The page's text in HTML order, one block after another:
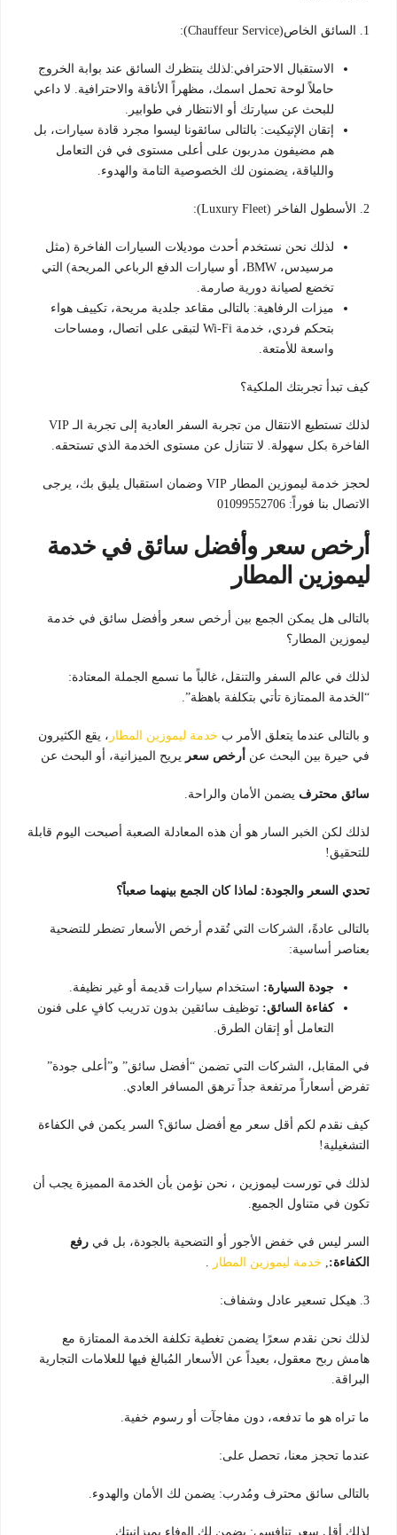
1. السائق الخاص(Chauffeur Service):
الاستقبال الاحترافي:لذلك ينتظرك السائق عند بوابة الخروج
حاملاً لوحة تحمل اسمك، مظهراً الأناقة والاحترافية. لا داعي
للبحث عن سيارتك أو الانتظار في طوابير.
إتقان الإتيكيت: بالتالى سائقونا ليسوا مجرد قادة سيارات، بل
هم مضيفون مدربون على أعلى مستوى في فن التعامل
واللياقة، يضمنون لك الخصوصية التامة والهدوء.
2. الأسطول الفاخر (Luxury Fleet):
لذلك نحن نستخدم أحدث موديلات السيارات الفاخرة (مثل
مرسيدس، BMW، أو سيارات الدفع الرباعي المريحة) التي
تخضع لصيانة دورية صارمة.
ميزات الرفاهية: بالتالى مقاعد جلدية مريحة، تكييف هواء
بتحكم فردي، خدمة Wi-Fi لتبقى على اتصال، ومساحات
واسعة للأمتعة.
كيف تبدأ تجربتك الملكية؟
لذلك تستطيع الانتقال من تجربة السفر العادية إلى تجربة الـ VIP
الفاخرة بكل سهولة. لا تتنازل عن مستوى الخدمة الذي تستحقه.
لحجز خدمة ليموزين المطار VIP وضمان استقبال يليق بك، يرجى
الاتصال بنا فوراً: 01099552706
أرخص سعر وأفضل سائق في خدمة
ليموزين المطار
بالتالى هل يمكن الجمع بين أرخص سعر وأفضل سائق في خدمة
ليموزين المطار؟
لذلك في عالم السفر والتنقل، غالباً ما نسمع الجملة المعتادة:
“الخدمة الممتازة تأتي بتكلفة باهظة”.
و بالتالى عندما يتعلق الأمر ب خدمة ليموزين المطار ، يقع الكثيرون
في حيرة بين البحث عن أرخص سعر يريح الميزانية، أو البحث عن
سائق محترف يضمن الأمان والراحة.
لذلك لكن الخبر السار هو أن هذه المعادلة الصعبة أصبحت اليوم قابلة
للتحقيق!
تحدي السعر والجودة: لماذا كان الجمع بينهما صعباً؟
بالتالى عادةً، الشركات التي تُقدم أرخص الأسعار تضطر للتضحية
بعناصر أساسية:
جودة السيارة: استخدام سيارات قديمة أو غير نظيفة.
كفاءة السائق: توظيف سائقين بدون تدريب كافٍ على فنون
التعامل أو إتقان الطرق.
في المقابل، الشركات التي تضمن “أفضل سائق” و”أعلى جودة”
تفرض أسعاراً مرتفعة جداً ترهق المسافر العادي.
كيف نقدم لكم أقل سعر مع أفضل سائق؟ السر يكمن في الكفاءة
التشغيلية!
لذلك في تورست ليموزين ، نحن نؤمن بأن الخدمة المميزة يجب أن
تكون في متناول الجميع.
السر ليس في خفض الأجور أو التضحية بالجودة، بل في رفع
الكفاءة:, خدمة ليموزين المطار .
3. هيكل تسعير عادل وشفاف:
لذلك نحن نقدم سعرًا يضمن تغطية تكلفة الخدمة الممتازة مع
هامش ربح معقول، بعيداً عن الأسعار المُبالغ فيها للعلامات التجارية
البراقة.
ما تراه هو ما تدفعه، دون مفاجآت أو رسوم خفية.
عندما تحجز معنا، تحصل على:
بالتالى سائق محترف ومُدرب: يضمن لك الأمان والهدوء.
لذلك أقل سعر تنافسي: يضمن لك الوفاء بميزانيتك.